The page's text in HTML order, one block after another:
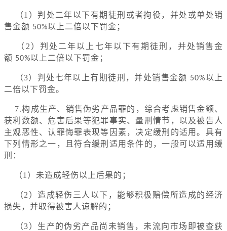
（1）判处二年以下有期徒刑或者拘役，并处或单处销
售金额 50%以上二倍以下罚金；
（2）判处二年以上七年以下有期徒刑，并处销售金
额 50%以上二倍以下罚金；
（3）判处七年以上有期徒刑，并处销售金额 50%以上
二倍以下罚金。
7.构成生产、销售伪劣产品罪的，综合考虑销售金额、
获利数额、危害后果等犯罪事实、量刑情节，以及被告人
主观恶性、认罪悔罪表现等因素，决定缓刑的适用。具有
下列情形之一，且符合缓刑适用条件的，一般可以适用缓
刑：
（1）未造成轻伤以上后果的；
（2）造成轻伤三人以下，能够积极赔偿所造成的经济
损失，并取得被害人谅解的；
（3）生产的伪劣产品尚未销售，未流向市场即被查获